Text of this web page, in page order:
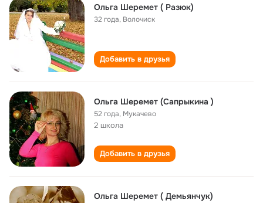
Ольга Шеремет ( Разюк)
32 года, Волочиск
Добавить в друзья
Ольга Шеремет (Сапрыкина )
52 года, Мукачево
2 школа
Добавить в друзья
Ольга Шеремет ( Демьянчук)